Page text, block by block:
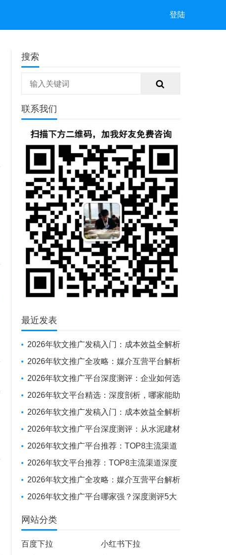
登陆
搜索
联系我们
最近发表
2026年软文推广发稿入门：成本效益全解析
与新手操作指南
2026年软文推广全攻略：媒介互营平台解析
+避坑实战经验
2026年软文推广平台深度测评：企业如何选
对“伙伴”，实现品牌曝光与SEO优化的双重突
围
2026年软文平台精选：深度剖析，哪家能助
力企业抢占传播制高点？
2026年软文推广发稿入门：成本效益全解析
与新手操作指南
2026年软文推广平台深度测评：从水泥建材
投放到全球化布局，如何选择你的“媒体发稿
供应商”？
2026年软文推广平台推荐：TOP8主流渠道
深度测评
2026年软文平台推荐：TOP8主流渠道深度
测评报告
2026年软文推广全攻略：媒介互营平台解析
+避坑实战经验
2026年软文推广平台哪家强？深度测评5大
平台，助品牌高效出圈
网站分类
百度下拉
小红书下拉